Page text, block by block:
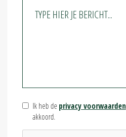
Ik heb de privacy voorwaarden
akkoord.